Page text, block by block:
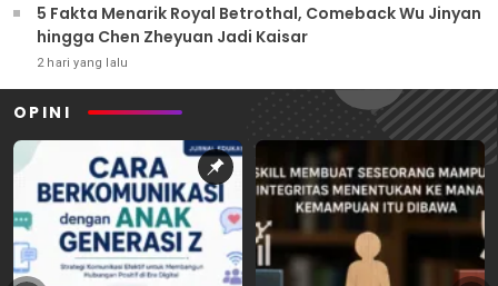
5 Fakta Menarik Royal Betrothal, Comeback Wu Jinyan
hingga Chen Zheyuan Jadi Kaisar
2 hari yang lalu
OPINI